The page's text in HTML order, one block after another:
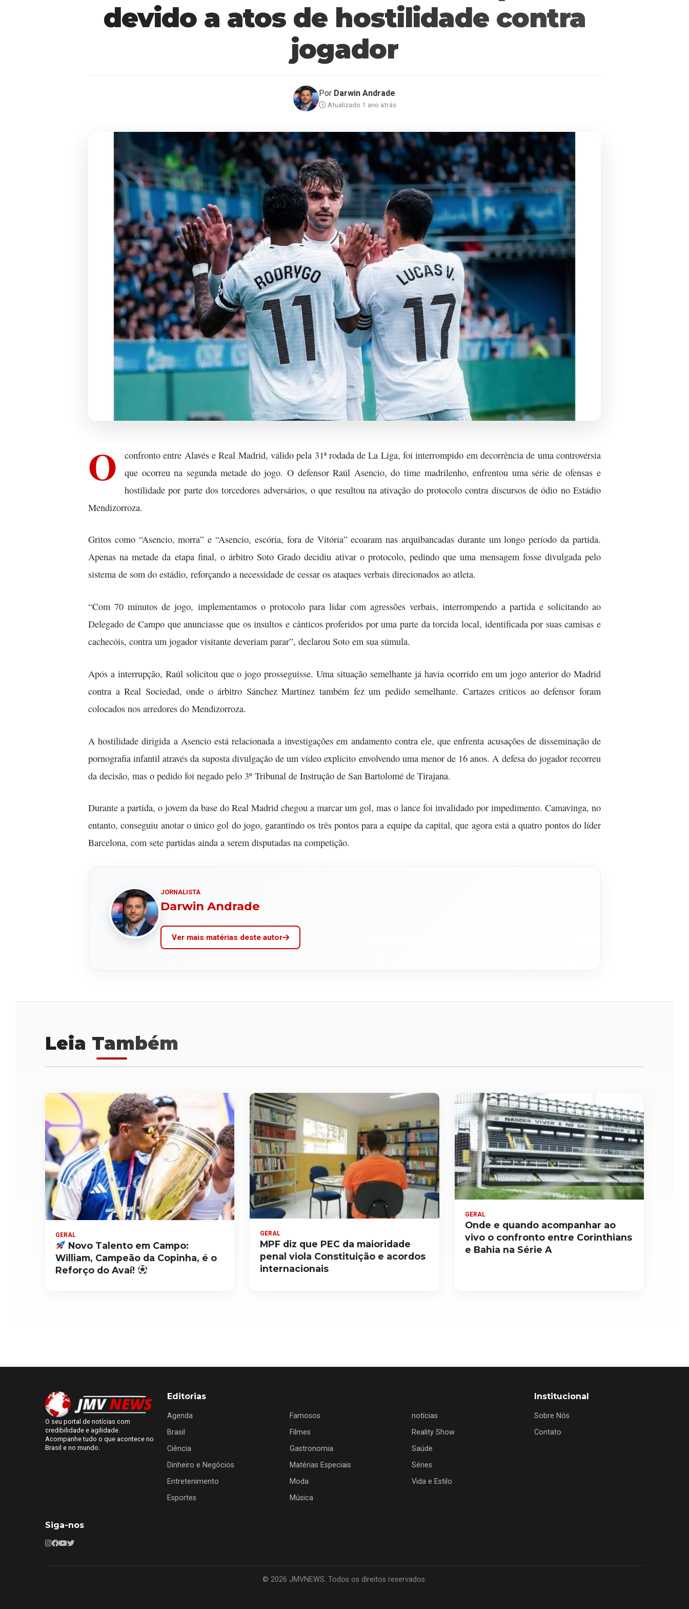
devido a atos de hostilidade contra
jogador
Por Darwin Andrade
Atualizado 1 ano atrás
O
confronto entre Alavés e Real Madrid, válido pela 31ª rodada de La Liga, foi interrompido em decorrência de uma controvérsia
que ocorreu na segunda metade do jogo. O defensor Raúl Asencio, do time madrilenho, enfrentou uma série de ofensas e
hostilidade por parte dos torcedores adversários, o que resultou na ativação do protocolo contra discursos de ódio no Estádio
Mendizorroza.
Gritos como “Asencio, morra” e “Asencio, escória, fora de Vitória” ecoaram nas arquibancadas durante um longo período da partida.
Apenas na metade da etapa final, o árbitro Soto Grado decidiu ativar o protocolo, pedindo que uma mensagem fosse divulgada pelo
sistema de som do estádio, reforçando a necessidade de cessar os ataques verbais direcionados ao atleta.
“Com 70 minutos de jogo, implementamos o protocolo para lidar com agressões verbais, interrompendo a partida e solicitando ao
Delegado de Campo que anunciasse que os insultos e cânticos proferidos por uma parte da torcida local, identificada por suas camisas e
cachecóis, contra um jogador visitante deveriam parar”, declarou Soto em sua súmula.
Após a interrupção, Raúl solicitou que o jogo prosseguisse. Uma situação semelhante já havia ocorrido em um jogo anterior do Madrid
contra a Real Sociedad, onde o árbitro Sánchez Martínez também fez um pedido semelhante. Cartazes críticos ao defensor foram
colocados nos arredores do Mendizorroza.
A hostilidade dirigida a Asencio está relacionada a investigações em andamento contra ele, que enfrenta acusações de disseminação de
pornografia infantil através da suposta divulgação de um vídeo explícito envolvendo uma menor de 16 anos. A defesa do jogador recorreu
da decisão, mas o pedido foi negado pelo 3º Tribunal de Instrução de San Bartolomé de Tirajana.
Durante a partida, o jovem da base do Real Madrid chegou a marcar um gol, mas o lance foi invalidado por impedimento. Camavinga, no
entanto, conseguiu anotar o único gol do jogo, garantindo os três pontos para a equipe da capital, que agora está a quatro pontos do líder
Barcelona, com sete partidas ainda a serem disputadas na competição.
JORNALISTA
Darwin Andrade
Ver mais matérias deste autor
Leia Também
GERAL
Novo Talento em Campo:
William, Campeão da Copinha, é o
Reforço do Avaí!
GERAL
MPF diz que PEC da maioridade
penal viola Constituição e acordos
internacionais
GERAL
Onde e quando acompanhar ao
vivo o confronto entre Corinthians
e Bahia na Série A
O seu portal de notícias com
credibilidade e agilidade.
Acompanhe tudo o que acontece no
Brasil e no mundo.
Editorias
Agenda
Brasil
Ciência
Dinheiro e Negócios
Entretenimento
Esportes
Famosos
Filmes
Gastronomia
Matérias Especiais
Moda
Música
notícias
Reality Show
Saúde
Séries
Vida e Estilo
Institucional
Sobre Nós
Contato
Siga-nos
© 2026 JMVNEWS. Todos os direitos reservados.